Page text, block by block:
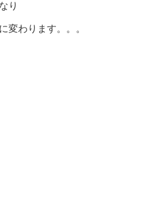
り
変わります。。。